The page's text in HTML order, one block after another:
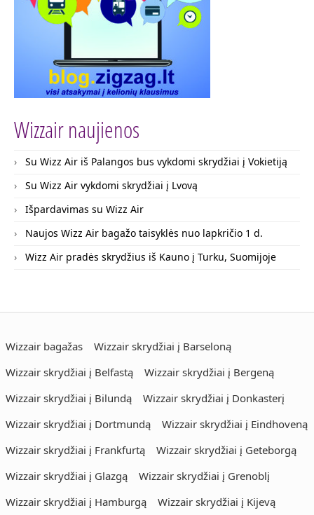
Wizzair naujienos
Su Wizz Air iš Palangos bus vykdomi skrydžiai į Vokietiją
Su Wizz Air vykdomi skrydžiai į Lvovą
Išpardavimas su Wizz Air
Naujos Wizz Air bagažo taisyklės nuo lapkričio 1 d.
Wizz Air pradės skrydžius iš Kauno į Turku, Suomijoje
Wizzair bagažas
Wizzair skrydžiai į Barseloną
Wizzair skrydžiai į Belfastą
Wizzair skrydžiai į Bergeną
Wizzair skrydžiai į Bilundą
Wizzair skrydžiai į Donkasterį
Wizzair skrydžiai į Dortmundą
Wizzair skrydžiai į Eindhoveną
Wizzair skrydžiai į Frankfurtą
Wizzair skrydžiai į Geteborgą
Wizzair skrydžiai į Glazgą
Wizzair skrydžiai į Grenoblį
Wizzair skrydžiai į Hamburgą
Wizzair skrydžiai į Kijevą